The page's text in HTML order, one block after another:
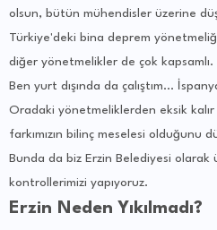
olsun, bütün mühendisler üzerine
Türkiye'deki bina deprem
diğer yönetmelikler de çok kapsamlı.
Ben yurt dışında da çalıştım...
Oradaki yönetmeliklerden eksik kalır
farkımızın bilinç meselesi olduğunu
Bunda da biz Erzin Belediyesi olarak
kontrollerimizi yapıyoruz.
Erzin Neden Yıkılmadı?